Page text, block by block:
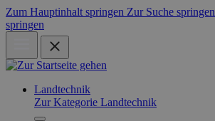
Zum Hauptinhalt springen Zur Suche springen
springen
Landtechnik
Zur Kategorie Landtechnik